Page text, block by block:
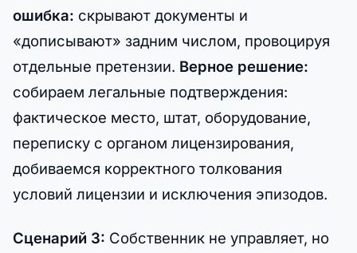
ошибка: скрывают документы и
«дописывают» задним числом, провоцируя
отдельные претензии. Верное решение:
собираем легальные подтверждения:
фактическое место, штат, оборудование,
переписку с органом лицензирования,
добиваемся корректного толкования
условий лицензии и исключения эпизодов.
Сценарий 3: Собственник не управляет, но